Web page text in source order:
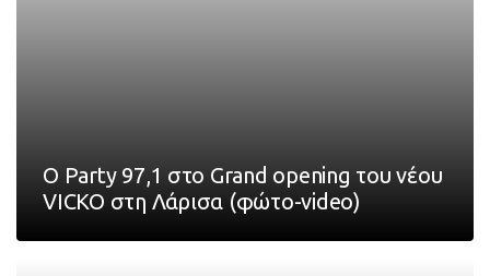
O Party 97,1 στο Grand opening του νέου
VICKO στη Λάρισα (φώτο-video)